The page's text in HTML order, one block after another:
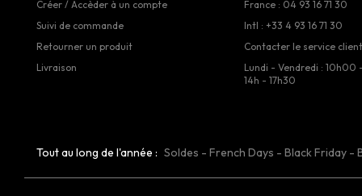
Créer / Accèder à un compte
Suivi de commande
Retourner un produit
Livraison
France : 04 93 16 71 30
Intl : +33 4 93 16 71 30
Contacter le service client
Lundi - Vendredi : 10h00
14h - 17h30
Tout au long de l'année : Soldes - French Days - Black Friday -